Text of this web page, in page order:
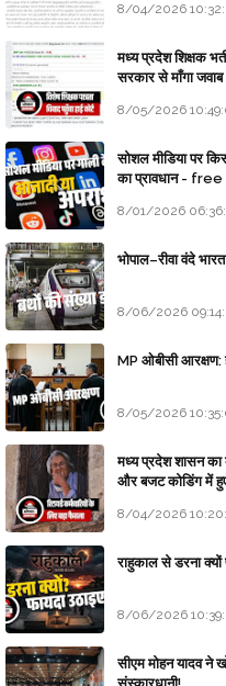
8/04/2026
मध्य प्रदेश शिक्षक
सरकार से माँगा जवाब
8/05/2026
सोशल मीडिया पर
का प्रावधान -
8/01/2026
भोपाल–रीवा वंदे
8/06/2026
MP ओबीसी आरक्षण:
8/05/2026
मध्य प्रदेश शासन का
और बजट कोडिंग में
8/04/2026
राहुकाल से डरना क्यों
8/06/2026
सीएम मोहन यादव ने